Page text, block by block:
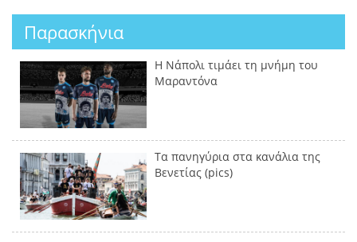
Παρασκήνια
Η Νάπολι τιμάει τη μνήμη του
Μαραντόνα
Τα πανηγύρια στα κανάλια της
Βενετίας (pics)